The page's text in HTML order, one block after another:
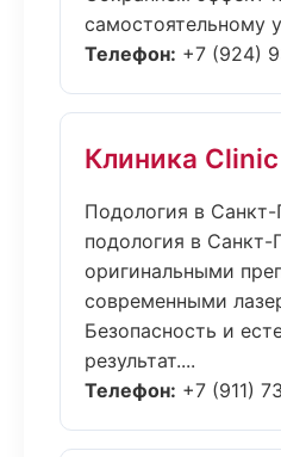
самостоятельному
Телефон: +7 (924)
Клиника
Подология в Санкт-
подология в Санкт-
оригинальными
современными
Безопасность и
результат....
Телефон: +7 (911)